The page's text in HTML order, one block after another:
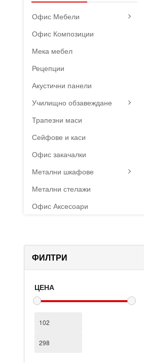
Офис Мебели
Офис Композиции
Мека мебел
Рецепции
Акустични панели
Училищно обзавеждане
Трапезни маси
Сейфове и каси
Офис закачалки
Метални шкафове
Метални стелажи
Офис Аксесоари
ФИЛТРИ
ЦЕНА